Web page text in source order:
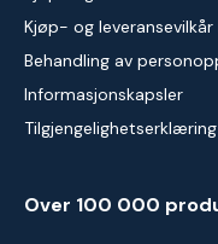
Kjøp- og
Behandling av
Informasjonskapsler
Tilgjengelighetserklæring
Over 100 000